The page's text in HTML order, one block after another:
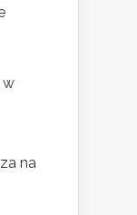
w
na